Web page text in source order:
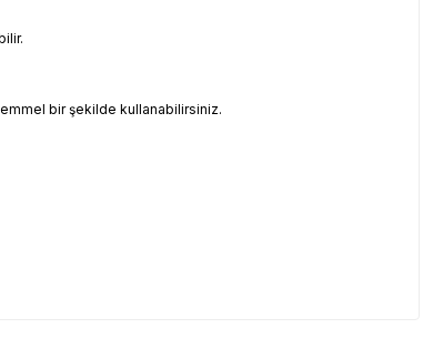
bir şekilde kullanabilirsiniz.